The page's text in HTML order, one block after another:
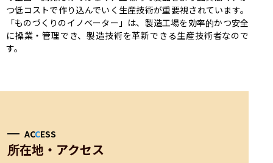
つ低コストで作り込んでいく生産技術が重要視されています。
「ものづくりのイノベーター」は、製造工場を効率的かつ安全
に操業・管理でき、製造技術を革新できる生産技術者なので
す。
ACCESS
所在地・アクセス